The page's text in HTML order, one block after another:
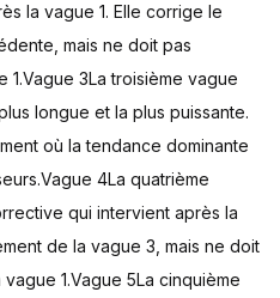
la vague 1. Elle corrige le
mais ne doit pas
3La troisième vague
longue et la plus puissante.
où la tendance dominante
4La quatrième
qui intervient après la
de la vague 3, mais ne doit
1.Vague 5La cinquième